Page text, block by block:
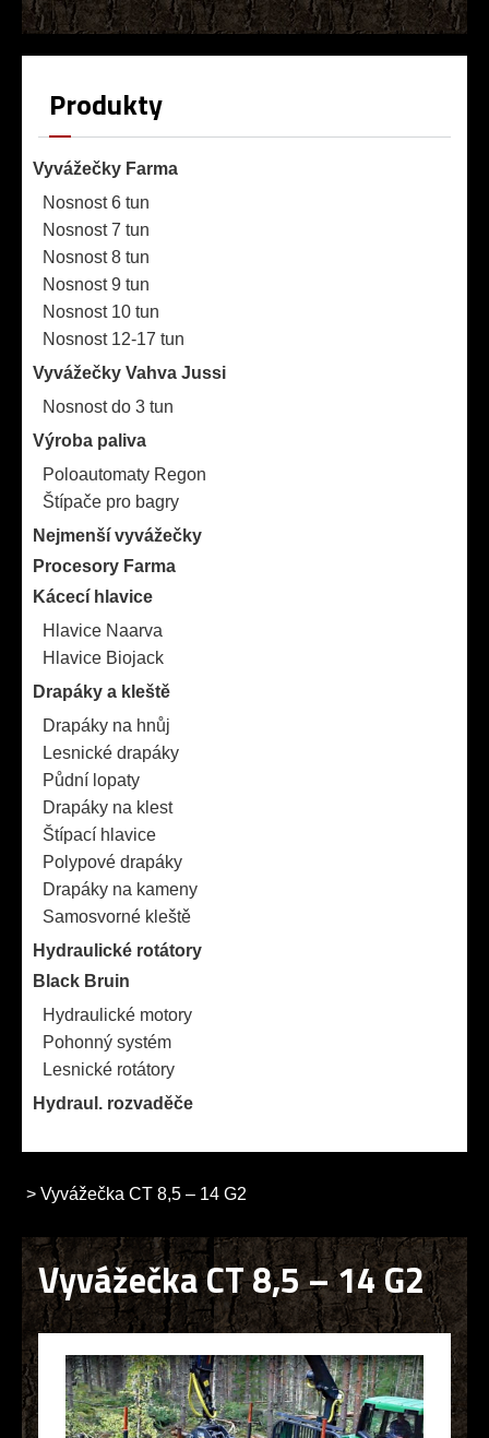
Produkty
Vyvážečky Farma
Nosnost 6 tun
Nosnost 7 tun
Nosnost 8 tun
Nosnost 9 tun
Nosnost 10 tun
Nosnost 12-17 tun
Vyvážečky Vahva Jussi
Nosnost do 3 tun
Výroba paliva
Poloautomaty Regon
Štípače pro bagry
Nejmenší vyvážečky
Procesory Farma
Kácecí hlavice
Hlavice Naarva
Hlavice Biojack
Drapáky a kleště
Drapáky na hnůj
Lesnické drapáky
Půdní lopaty
Drapáky na klest
Štípací hlavice
Polypové drapáky
Drapáky na kameny
Samosvorné kleště
Hydraulické rotátory
Black Bruin
Hydraulické motory
Pohonný systém
Lesnické rotátory
Hydraul. rozvaděče
> Vyvážečka CT 8,5 – 14 G2
Vyvážečka CT 8,5 – 14 G2